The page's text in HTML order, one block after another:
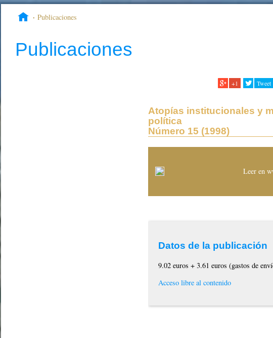
Publicaciones
Publicaciones
+1 Tweet
Atopías institucionales y
política
Número 15 (1998)
Leer en
Datos de la publicación
9.02 euros + 3.61 euros (gastos de
Acceso libre al contenido